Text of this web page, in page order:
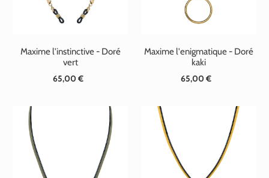
Maxime l'instinctive - Doré
vert
Prix
65,00 €
Maxime l'enigmatique - Doré
kaki
Prix
65,00 €